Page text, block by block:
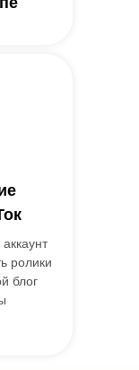
ролики
блог